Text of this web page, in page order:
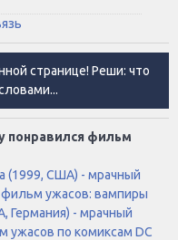
странице! Реши: что
понравился фильм
(1999, США) - мрачный
ужасов: вампиры
Германия) - мрачный
по комиксам DC